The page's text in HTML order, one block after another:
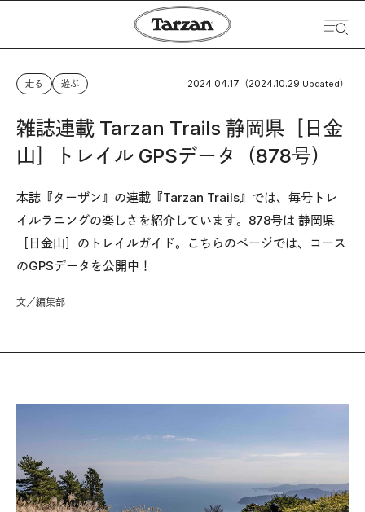
走る 遊ぶ 2024.04.17 （2024.10.29 Updated）
雑誌連載 Tarzan Trails 静岡県［日金
山］トレイル GPSデータ（878号）
本誌『ターザン』の連載『Tarzan Trails』では、毎号トレ
イルラニングの楽しさを紹介しています。878号は 静岡県
［日金山］のトレイルガイド。こちらのページでは、コース
のGPSデータを公開中！
文／編集部